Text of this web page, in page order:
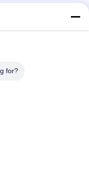
διπλές για τη
for?